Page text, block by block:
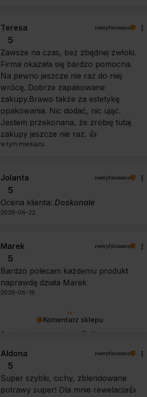
Teresa zweryfikowano
5
Zawsze na czas, bez zbędnej zwłoki.
Firma okazała się bardzo pomocna.
Na pewno jeszcze nie raz do niej
wrócę. Dobrze zapakowane
zakupy.Brawo także za estetykę
opakowania. Nic dodać, nic ująć.
Jestem przekonana, że zrobię tutaj
zakupy jeszcze nie raz. 👍️
w tym miesiącu
Jolanta zweryfikowano
5
Ocena klienta: Doskonale
2026-06-22
Komentarz sklepu
Dziękujemy za opinię 🙂 Cieszymy
potwierdził swoją skuteczność.
Marek zweryfikowano
5
Bardzo polecam każdemu produkt
naprawdę działa Marek
2026-06-19
Aldona zweryfikowano
5
Super szybki, cichy, zblendowane
potrawy super! Dla mnie rewelacja👍️